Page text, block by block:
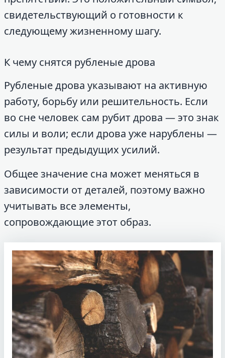
свидетельствующий о готовности к
следующему жизненному шагу.
К чему снятся рубленые дрова
Рубленые дрова указывают на активную
работу, борьбу или решительность. Если
во сне человек сам рубит дрова — это знак
силы и воли; если дрова уже нарублены —
результат предыдущих усилий.
Общее значение сна может меняться в
зависимости от деталей, поэтому важно
учитывать все элементы,
сопровождающие этот образ.